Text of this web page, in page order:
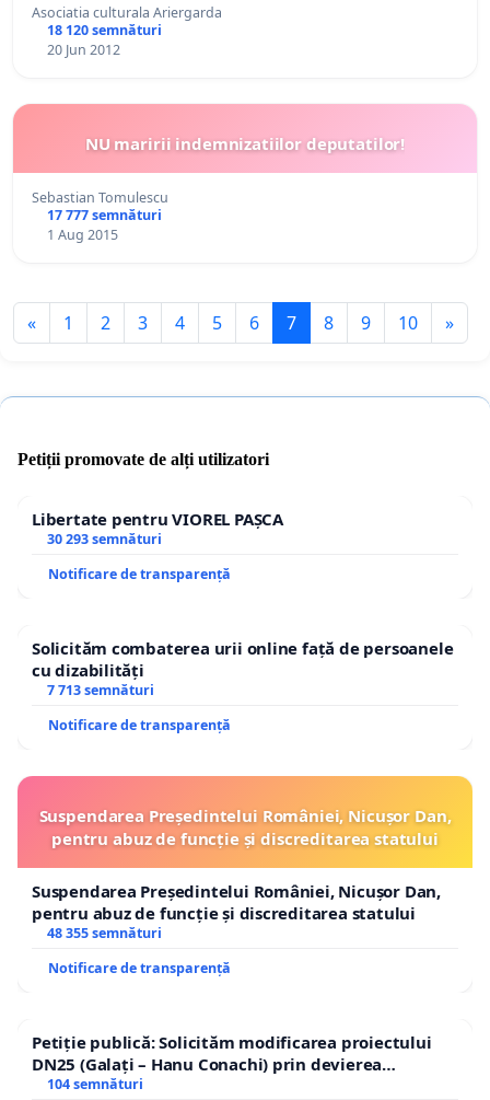
Asociatia culturala Ariergarda
18 120 semnături
20 Jun 2012
NU maririi indemnizatiilor deputatilor!
Sebastian Tomulescu
17 777 semnături
1 Aug 2015
« 1 2 3 4 5 6 7 8 9 10 »
Petiții promovate de alți utilizatori
Libertate pentru VIOREL PAȘCA
30 293 semnături
Notificare de transparență
Solicităm combaterea urii online față de persoanele
cu dizabilități
7 713 semnături
Notificare de transparență
Suspendarea Președintelui României, Nicușor Dan,
pentru abuz de funcție și discreditarea statului
Suspendarea Președintelui României, Nicușor Dan,
pentru abuz de funcție și discreditarea statului
48 355 semnături
Notificare de transparență
Petiție publică: Solicităm modificarea proiectului
DN25 (Galați – Hanu Conachi) prin devierea
traseului în afara localităților!
104 semnături